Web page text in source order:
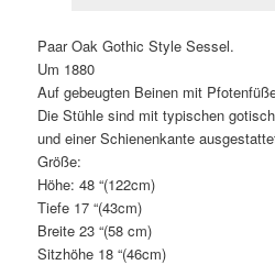
Paar Oak Gothic Style Sessel.
Um 1880
Auf gebeugten Beinen mit
Die Stühle sind mit typischen
und einer Schienenkante
Größe:
Höhe: 48 “(122cm)
Tiefe 17 “(43cm)
Breite 23 “(58 cm)
Sitzhöhe 18 “(46cm)